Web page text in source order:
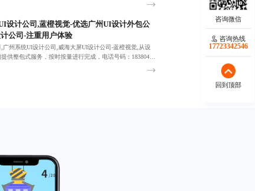
设计公司,蓝橙视觉-优选广州UI设计外包公
公司-注重用户体验
广州系统UI设计公司,威海大屏UI设计公司-蓝橙视觉,从设
供整包式服务，按时按量进行完成，电话号码：18380455
咨询热线
17723342546
回到顶部